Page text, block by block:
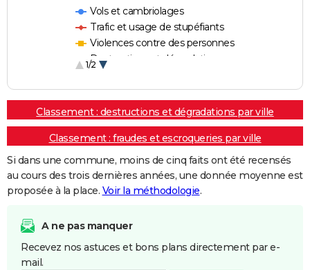
Vols et cambriolages
Trafic et usage de stupéfiants
Violences contre des personnes
Destructions et dégradations
1/2
Classement : destructions et dégradations par ville
Classement : fraudes et escroqueries par ville
Si dans une commune, moins de cinq faits ont été recensés
au cours des trois dernières années, une donnée moyenne est
proposée à la place. Voir la méthodologie.
A ne pas manquer
Recevez nos astuces et bons plans directement par e-
mail.